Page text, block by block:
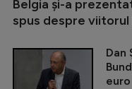
Belgia și-a
spus despre
Dan
euro